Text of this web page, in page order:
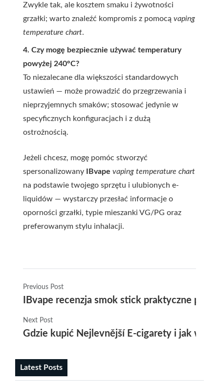
Zwykle tak, ale kosztem smaku i żywotności
grzałki; warto znaleźć kompromis z pomocą vaping
temperature chart.
4. Czy mogę bezpiecznie używać temperatury
powyżej 240°C?
To niezalecane dla większości standardowych
ustawień — może prowadzić do przegrzewania i
nieprzyjemnych smaków; stosować jedynie w
specyficznych konfiguracjach i z dużą
ostrożnością.
Jeżeli chcesz, mogę pomóc stworzyć
spersonalizowany
IBvape vaping temperature chart
na podstawie twojego sprzętu i ulubionych e-
liquidów — wystarczy przesłać informacje o
oporności grzałki, typie mieszanki VG/PG oraz
preferowanym stylu inhalacji.
Previous Post
IBvape recenzja smok stick praktyczne
Next Post
Gdzie kupić Nejlevnější E-cigarety i jak
Latest Posts